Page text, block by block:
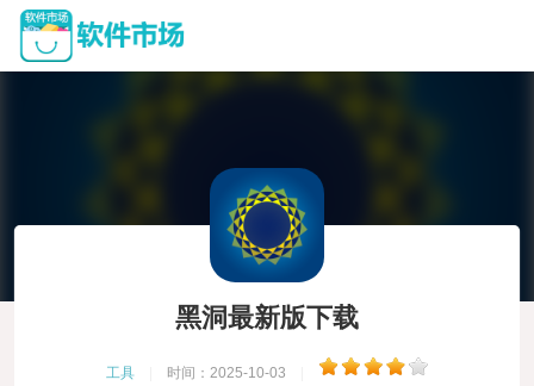
黑洞最新版下载
工具 时间：2025-10-03